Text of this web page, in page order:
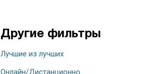
Другие фильтры
Лучшие из лучших